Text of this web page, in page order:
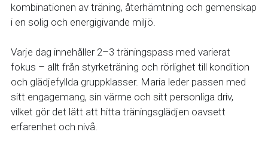
kombinationen av träning, återhämtning och gemenskap
i en solig och energigivande miljö.
Varje dag innehåller 2–3 träningspass med varierat
fokus – allt från styrketräning och rörlighet till kondition
och glädjefyllda gruppklasser. Maria leder passen med
sitt engagemang, sin värme och sitt personliga driv,
vilket gör det lätt att hitta träningsglädjen oavsett
erfarenhet och nivå.